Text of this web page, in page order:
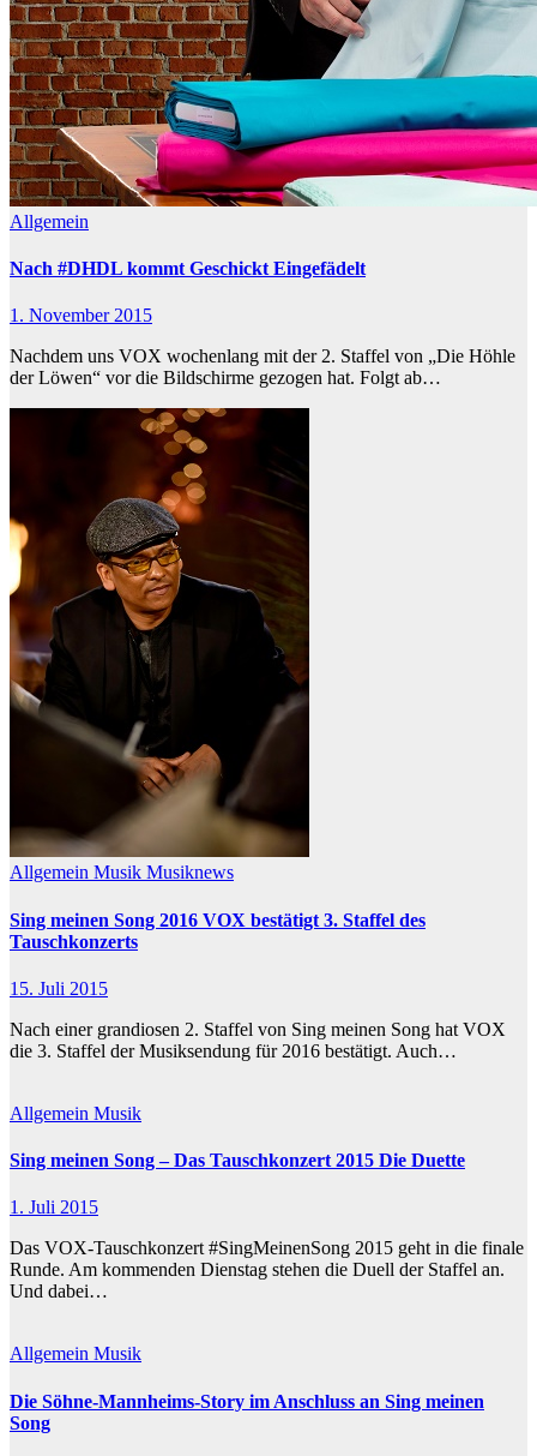
Allgemein
Nach #DHDL kommt Geschickt Eingefädelt
1. November 2015
Nachdem uns VOX wochenlang mit der 2. Staffel von „Die Höhle
der Löwen“ vor die Bildschirme gezogen hat. Folgt ab…
Allgemein Musik Musiknews
Sing meinen Song 2016 VOX bestätigt 3. Staffel des
Tauschkonzerts
15. Juli 2015
Nach einer grandiosen 2. Staffel von Sing meinen Song hat VOX
die 3. Staffel der Musiksendung für 2016 bestätigt. Auch…
Allgemein Musik
Sing meinen Song – Das Tauschkonzert 2015 Die Duette
1. Juli 2015
Das VOX-Tauschkonzert #SingMeinenSong 2015 geht in die finale
Runde. Am kommenden Dienstag stehen die Duell der Staffel an.
Und dabei…
Allgemein Musik
Die Söhne-Mannheims-Story im Anschluss an Sing meinen
Song